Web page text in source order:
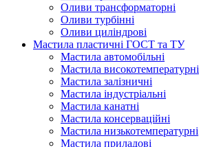
Оливи трансформаторні
Оливи турбінні
Оливи циліндрові
Мастила пластичні ГОСТ та ТУ
Мастила автомобільні
Мастила високотемпературні
Мастила залізничні
Мастила індустріальні
Мастила канатні
Мастила консерваційні
Мастила низькотемпературні
Мастила приладові